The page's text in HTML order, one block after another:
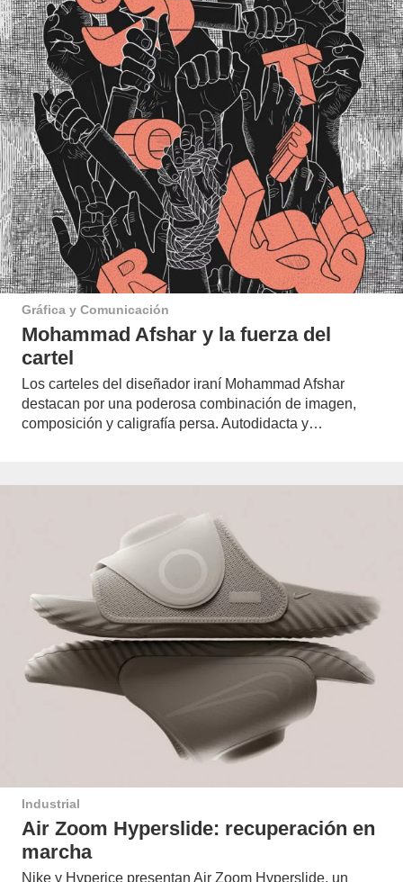
Gráfica y Comunicación
Mohammad Afshar y la fuerza del
cartel
Los carteles del diseñador iraní Mohammad Afshar
destacan por una poderosa combinación de imagen,
composición y caligrafía persa. Autodidacta y…
Industrial
Air Zoom Hyperslide: recuperación en
marcha
Nike y Hyperice presentan Air Zoom Hyperslide, un